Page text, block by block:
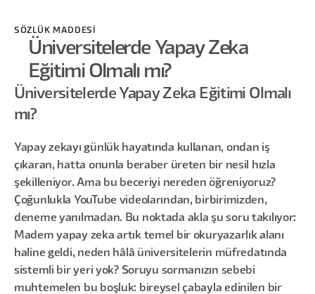
SÖZLÜK MADDESİ
Üniversitelerde Yapay Zeka
Eğitimi Olmalı mı?
Üniversitelerde Yapay Zeka Eğitimi Olmalı
mı?
Yapay zekayı günlük hayatında kullanan, ondan iş
çıkaran, hatta onunla beraber üreten bir nesil hızla
şekilleniyor. Ama bu beceriyi nereden öğreniyoruz?
Çoğunlukla YouTube videolarından, birbirimizden,
deneme yanılmadan. Bu noktada akla şu soru takılıyor:
Madem yapay zeka artık temel bir okuryazarlık alanı
haline geldi, neden hâlâ üniversitelerin müfredatında
sistemli bir yeri yok? Soruyu sormanızın sebebi
muhtemelen bu boşluk: bireysel çabayla edinilen bir